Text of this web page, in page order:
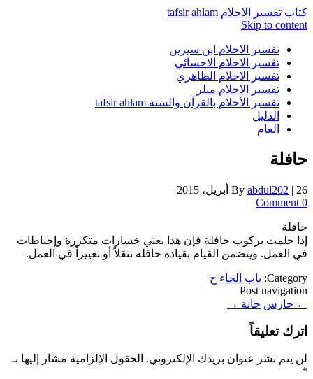
كتاب تفسير الاحلام tafsir ahlam
Skip to content
تفسير الاحلام ابن سيرين
تفسير الاحلام الاحسائي
تفسير الاحلام الظاهري
تفسير الاحلام ميلر
تفسير الأحلام بالقرآن والسنة tafsir ahlam
الدليل
العام
حافلة
By abdul202 | 26 أبريل، 2015
0 Comment
حافلة
إذا حلمت بركوب حافلة فإن هذا يعني خسارات متكررة وإحباطات
في العمل. ويتضمن القيام بقيادة حافلة تنقلاً أو تغييراً في العمل.
Category: باب الحاء ح
Post navigation
← حارس حانة →
اترك تعليقاً
لن يتم نشر عنوان بريدك الإلكتروني. الحقول الإلزامية مشار إليها بـ
*